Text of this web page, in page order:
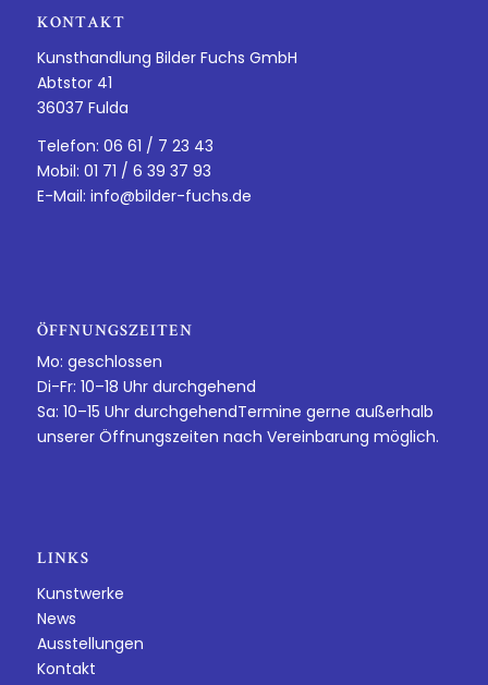
KONTAKT
Kunsthandlung Bilder Fuchs GmbH
Abtstor 41
36037 Fulda
Telefon: 06 61 / 7 23 43
Mobil: 01 71 / 6 39 37 93
E-Mail: info@bilder-fuchs.de
ÖFFNUNGSZEITEN
Mo: geschlossen
Di-Fr: 10–18 Uhr durchgehend
Sa: 10–15 Uhr durchgehendTermine gerne außerhalb
unserer Öffnungszeiten nach Vereinbarung möglich.
LINKS
Kunstwerke
News
Ausstellungen
Kontakt